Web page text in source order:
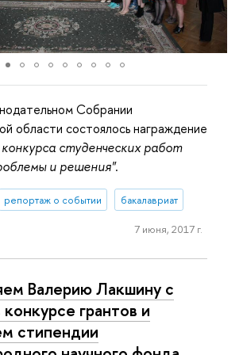
Собрании
области состоялось награждение
конкурса студенческих работ
и решения".
репортаж о событии бакалавриат
7 июня, 2017 г.
Валерию Лакшину с
грантов и
стипендии